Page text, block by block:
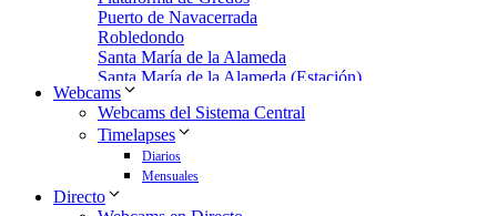
Puerto de Navacerrada
Robledondo
Santa María de la Alameda
Santa María de la Alameda (Estación)
Zarzalejo
Zarzalejo Estación
Zarzalejo-Machotas
Webcams
Webcams del Sistema Central
Timelapses
Diarios
Mensuales
Directo